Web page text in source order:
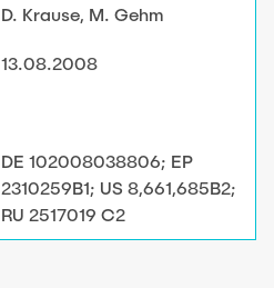
D. Krause, M. Gehm
13.08.2008
DE 102008038806; EP
2310259B1; US 8,661,685B2;
RU 2517019 C2